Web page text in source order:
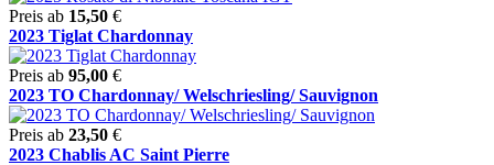
Preis ab 15,50 €
2023 Tiglat Chardonnay
Preis ab 95,00 €
2023 TO Chardonnay/ Welschriesling/ Sauvignon
Preis ab 23,50 €
2023 Chablis AC Saint Pierre